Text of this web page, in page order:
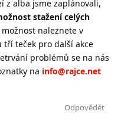
z alba jsme zaplánovali,
stažení celých
naleznete v
teček pro další akce
problémů se na nás
na info@rajce.net
Odpovědět